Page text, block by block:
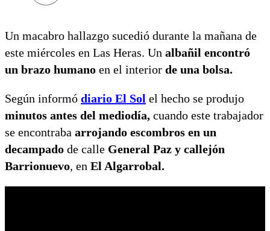
Un macabro hallazgo sucedió durante la mañana de
este miércoles en Las Heras. Un albañil encontró
un brazo humano en el interior de una bolsa.
Según informó diario El Sol el hecho se produjo
minutos antes del mediodía, cuando este trabajador
se encontraba arrojando escombros en un
decampado de calle General Paz y callejón
Barrionuevo, en El Algarrobal.